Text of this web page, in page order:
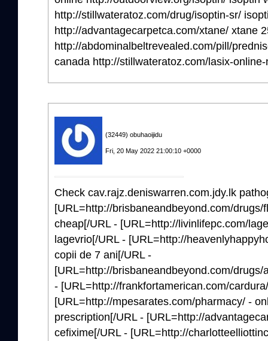
http://stillwateratoz.com/drug/isoptin-sr/
http://advantagecarpetca.com/xtane/ xtane
http://abdominalbeltrevealed.com/pill/
canada http://stillwateratoz.com/lasix-
(32449) obuhaoijidu
Fri, 20 May 2022 21:00:10 +0000
Check cav.rajz.deniswarren.com.jdy.lk
[URL=http://brisbaneandbeyond.com/
cheap[/URL - [URL=http://livinlifepc.com/
lagevrio[/URL - [URL=http://
copii de 7 ani[/URL -
[URL=http://brisbaneandbeyond.com/
- [URL=http://frankfortamerican.com/
[URL=http://mpesarates.com/pharmacy/ -
prescription[/URL - [URL=http://
cefixime[/URL - [URL=http://